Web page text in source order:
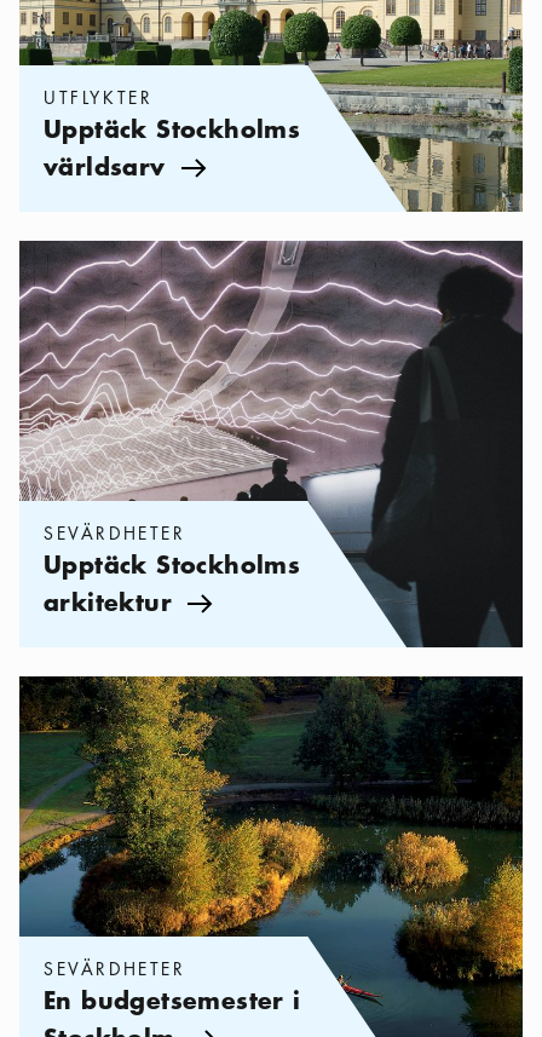
UTFLYKTER
Upptäck Stockholms
världsarv Pil ikon
Kategorier:Sevärdheter, Upptäck Stockholms arkitektur
SEVÄRDHETER
Upptäck Stockholms
arkitektur Pil ikon
Kategorier:Sevärdheter, En budgetsemester i Stockholm
SEVÄRDHETER
En budgetsemester i